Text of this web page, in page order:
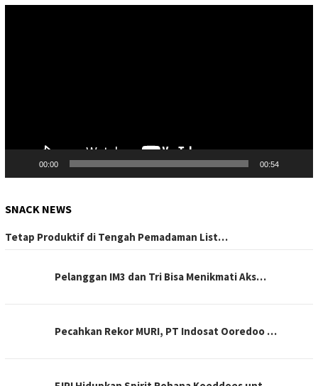
00:00 00:54
SNACK NEWS
Tetap Produktif di Tengah Pemadaman List…
Pelanggan IM3 dan Tri Bisa Menikmati Aks…
Pecahkan Rekor MURI, PT Indosat Ooredoo …